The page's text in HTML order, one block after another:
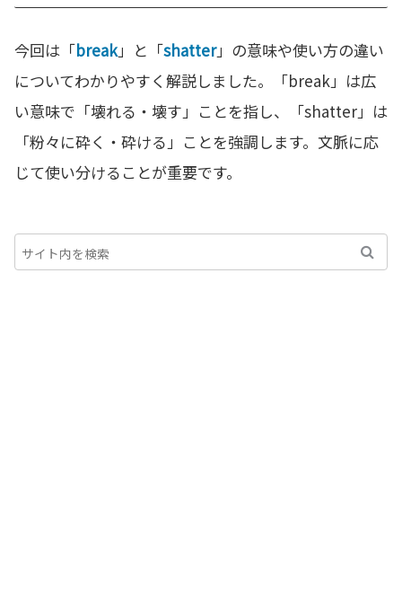
今回は「break」と「shatter」の意味や使い方の違い
についてわかりやすく解説しました。「break」は広
い意味で「壊れる・壊す」ことを指し、「shatter」は
「粉々に砕く・砕ける」ことを強調します。文脈に応
じて使い分けることが重要です。